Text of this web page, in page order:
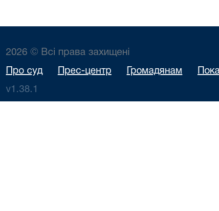
2026 © Всі права захищені
Про суд Прес-центр Громадянам
v1.38.1